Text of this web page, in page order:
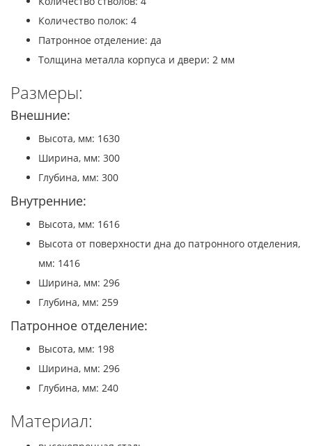
Количество полок: 4
Патронное отделение: да
Толщина металла корпуса и двери: 2 мм
Размеры:
Внешние:
Высота, мм: 1630
Ширина, мм: 300
Глубина, мм: 300
Внутренние:
Высота, мм: 1616
Высота от поверхности дна до патронного отделения,
мм: 1416
Ширина, мм: 296
Глубина, мм: 259
Патронное отделение:
Высота, мм: 198
Ширина, мм: 296
Глубина, мм: 240
Материал: